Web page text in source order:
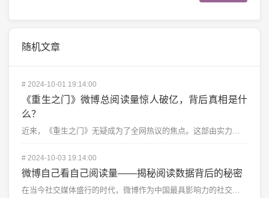
随机文章
# 2024-10-01 19:14:00
《重生之门》微博总阅读量惊人破亿，背后真相是什
么？
# 2024-10-03 19:14:00
微博自己看自己阅读量——揭秘阅读数据背后的秘密
在当今社交媒体盛行的时代，微博作为中国最具影响力的社交平台之一，成为许多个人和企业展示自我、传播信息...